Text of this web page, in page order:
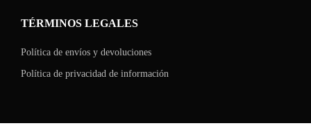
TÉRMINOS LEGALES
Política de envíos y devoluciones
Política de privacidad de información